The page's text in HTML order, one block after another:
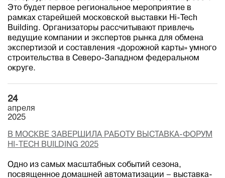
Это будет первое региональное мероприятие в
рамках старейшей московской выставки Hi-Tech
Building. Организаторы рассчитывают привлечь
ведущие компании и экспертов рынка для обмена
экспертизой и составления «дорожной карты» умного
строительства в Северо-Западном федеральном
округе.
24
апреля
2025
В МОСКВЕ ЗАВЕРШИЛА РАБОТУ ВЫСТАВКА-ФОРУМ
HI-TECH BUILDING 2025
Одно из самых масштабных событий сезона,
посвященное домашней автоматизации – выставка-